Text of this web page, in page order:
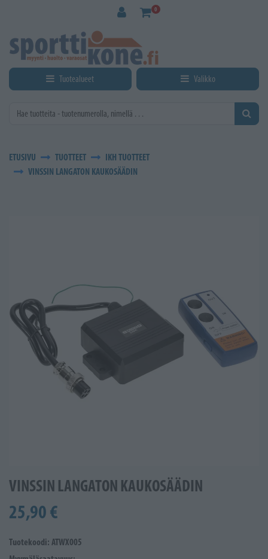
0
Tuotealueet Valikko
ETUSIVU TUOTTEET
IKH TUOTTEET
VINSSIN LANGATON KAUKOSÄÄDIN
VINSSIN LANGATON KAUKOSÄÄDIN
25,90 €
Tuotekoodi: ATWX005